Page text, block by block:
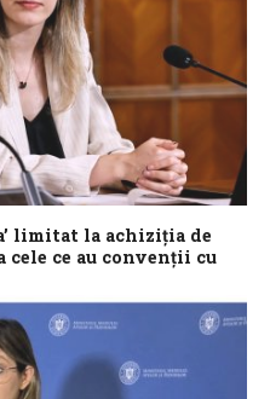
limitat la achiziția de
cele ce au convenții cu
să poată să fie limitat la
cele care au convenții...